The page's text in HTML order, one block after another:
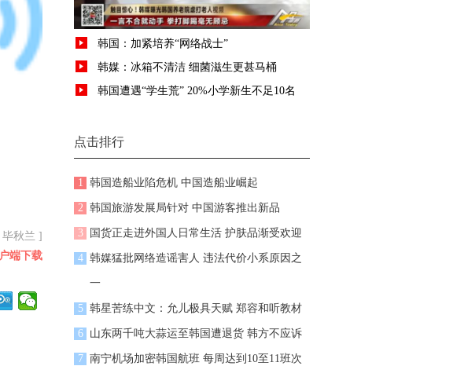
韩国：加紧培养“网络战士”
韩媒：冰箱不清洁 细菌滋生更甚马桶
韩国遭遇“学生荒” 20%小学新生不足10名
点击排行
1 韩国造船业陷危机 中国造船业崛起
2 韩国旅游发展局针对 中国游客推出新品
3 国货正走进外国人日常生活 护肤品渐受欢迎
4 韩媒猛批网络造谣害人 违法代价小系原因之
一
5 韩星苦练中文：允儿极具天赋 郑容和听教材
6 山东两千吨大蒜运至韩国遭退货 韩方不应诉
7 南宁机场加密韩国航班 每周达到10至11班次
秋兰 ]
端下载